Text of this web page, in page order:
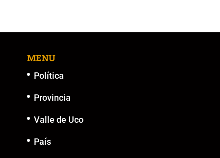
b
o
k
A Li n
MENU
Política
Provincia
Valle de Uco
País